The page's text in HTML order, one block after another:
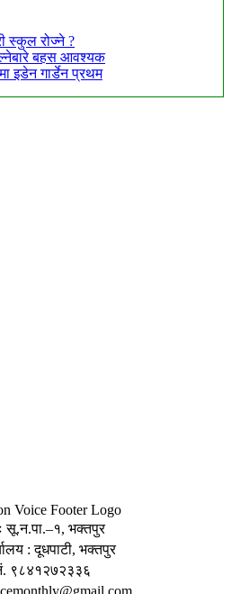
स्कुल रोज्ने ?
बहस आवश्यक
इडेन गार्डेन प्रथम
सू.न.पा.–१, भक्तपुर
: दूधपाटी, भक्तपुर
९८४१२७२३३६